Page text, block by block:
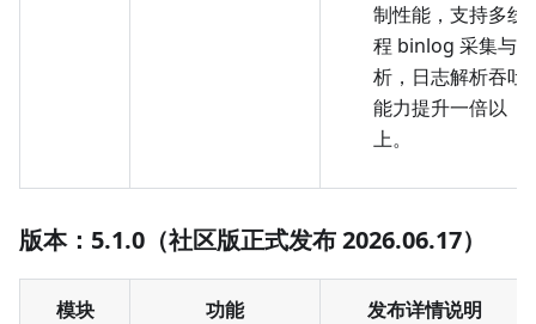
制性能，支持多线
程 binlog 采集与解
析，日志解析吞吐
能力提升一倍以
上。
版本：5.1.0（社区版正式发布 2026.06.17）
模块 功能 发布详情说明